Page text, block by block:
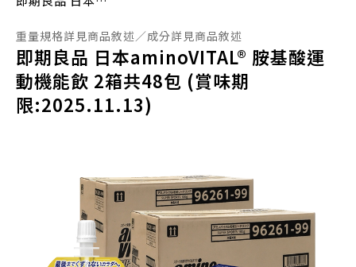
重量規格詳見商品敘述／成分詳見商品敘述
即期良品 日本aminoVITAL® 胺基酸運
動機能飲 2箱共48包 (賞味期
限:2025.11.13)